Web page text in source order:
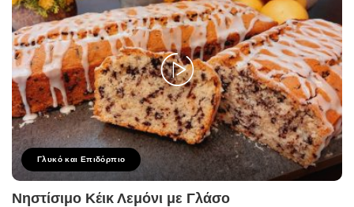
Γλυκό και Επιδόρπιο
Νηστίσιμο Κέικ Λεμόνι με Γλάσο